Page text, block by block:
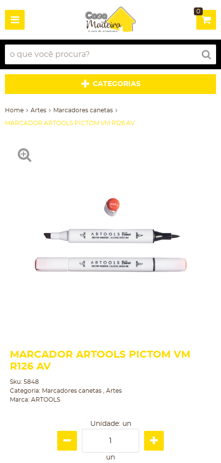
0
CATEGORIAS
Home Artes Marcadores canetas
MARCADOR ARTOOLS PICTOM VM R126 AV
MARCADOR ARTOOLS PICTOM VM
R126 AV
Sku: 5848
Categoria: Marcadores canetas
Artes
Marca: ARTOOLS
Unidade: un
un